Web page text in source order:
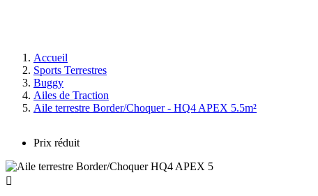
Accueil
Sports Terrestres
Buggy
Ailes de Traction
Aile terrestre Border/Choquer - HQ4 APEX 5.5m²
Prix réduit
